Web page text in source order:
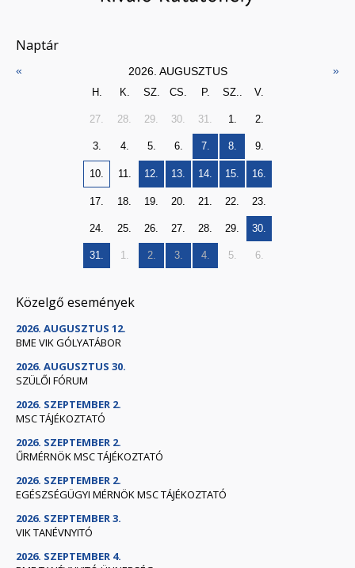
Naptár
« 2026. AUGUSZTUS »
H. K. SZ. CS. P. SZ.. V.
27. 28. 29. 30. 31. 1. 2.
3. 4. 5. 6. 7. 8. 9.
10. 11. 12. 13. 14. 15. 16.
17. 18. 19. 20. 21. 22. 23.
24. 25. 26. 27. 28. 29. 30.
31. 1. 2. 3. 4. 5. 6.
Közelgő események
2026. AUGUSZTUS 12.
BME VIK GÓLYATÁBOR
2026. AUGUSZTUS 30.
SZÜLŐI FÓRUM
2026. SZEPTEMBER 2.
MSC TÁJÉKOZTATÓ
2026. SZEPTEMBER 2.
ŰRMÉRNÖK MSC TÁJÉKOZTATÓ
2026. SZEPTEMBER 2.
EGÉSZSÉGÜGYI MÉRNÖK MSC TÁJÉKOZTATÓ
2026. SZEPTEMBER 3.
VIK TANÉVNYITÓ
2026. SZEPTEMBER 4.